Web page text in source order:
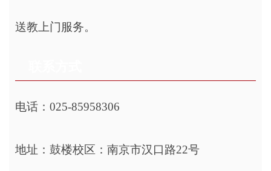
送教上门服务。
电话：025-85958306
地址：鼓楼校区：南京市汉口路22号